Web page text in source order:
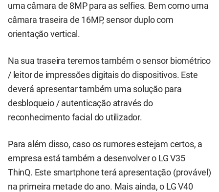
uma câmara de 8MP para as selfies. Bem como uma
câmara traseira de 16MP, sensor duplo com
orientação vertical.
Na sua traseira teremos também o sensor biométrico
/ leitor de impressões digitais do dispositivos. Este
deverá apresentar também uma solução para
desbloqueio / autenticação através do
reconhecimento facial do utilizador.
Para além disso, caso os rumores estejam certos, a
empresa está também a desenvolver o LG V35
ThinQ. Este smartphone terá apresentação (provável)
na primeira metade do ano. Mais ainda, o LG V40